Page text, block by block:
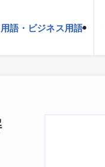
語・ビジネス用語